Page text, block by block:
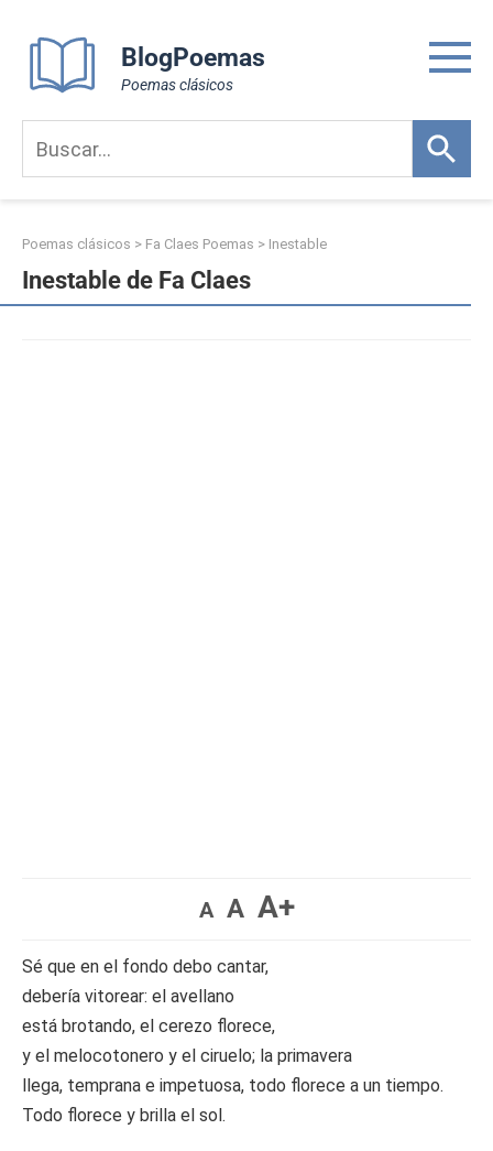
content
BlogPoemas
Poemas clásicos
Poemas clásicos > Fa Claes Poemas > Inestable
Inestable de Fa Claes
A A A+
Sé que en el fondo debo cantar,
debería vitorear: el avellano
está brotando, el cerezo florece,
y el melocotonero y el ciruelo; la primavera
llega, temprana e impetuosa, todo florece a un tiempo.
Todo florece y brilla el sol.